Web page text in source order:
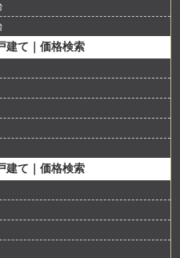
建て｜価格検索
建て｜価格検索